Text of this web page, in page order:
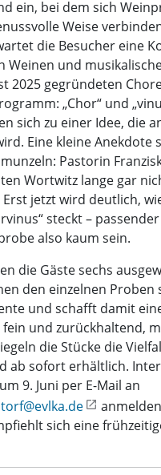
ein, bei dem sich
Weise
die Besucher eine
Weinen und
2025 gegründeten
„Chor“ und
sich zu einer Idee, die
Eine kleine Anekdote
Pastorin
Wortwitz lange gar
jetzt wird deutlich,
steckt –
also kaum sein.
die Gäste sechs
den einzelnen Proben
und schafft damit
und zurückhaltend,
die Stücke die
ab sofort erhältlich.
9. Juni per E-Mail an
sich eine